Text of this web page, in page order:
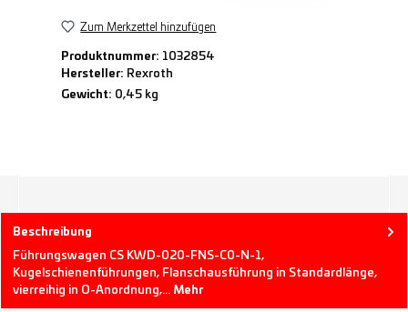
Zum Merkzettel hinzufügen
Produktnummer: 1032854
Hersteller: Rexroth
Gewicht: 0,45 kg
Beschreibung
Führungswagen CS KWD-020-FNS-C0-N-1,
Kugelschienenführungen, Flanschausführung in Standardlänge,
vierreihig in O-Anordnung,… Mehr